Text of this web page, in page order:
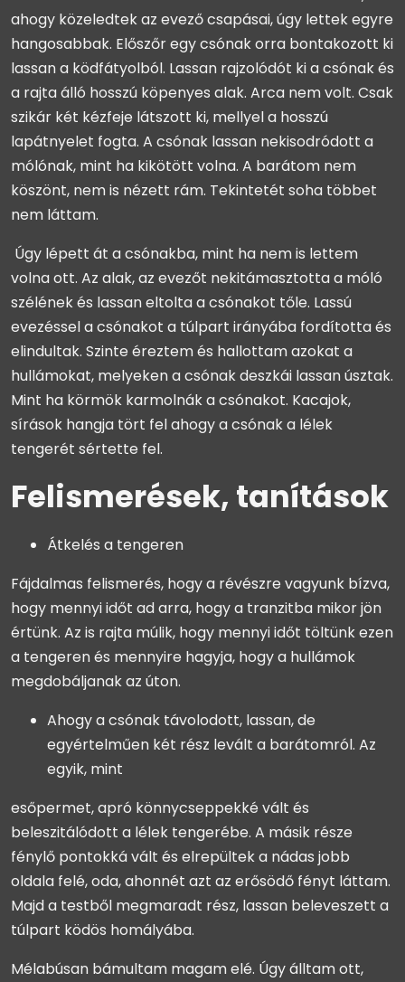
ahogy közeledtek az evező csapásai, úgy lettek egyre
hangosabbak. Előszőr egy csónak orra bontakozott ki
lassan a ködfátyolból. Lassan rajzolódót ki a csónak és
a rajta álló hosszú köpenyes alak. Arca nem volt. Csak
szikár két kézfeje látszott ki, mellyel a hosszú
lapátnyelet fogta. A csónak lassan nekisodródott a
mólónak, mint ha kikötött volna. A barátom nem
köszönt, nem is nézett rám. Tekintetét soha többet
nem láttam.
Úgy lépett át a csónakba, mint ha nem is lettem
volna ott. Az alak, az evezőt nekitámasztotta a móló
szélének és lassan eltolta a csónakot tőle. Lassú
evezéssel a csónakot a túlpart irányába fordította és
elindultak. Szinte éreztem és hallottam azokat a
hullámokat, melyeken a csónak deszkái lassan úsztak.
Mint ha körmök karmolnák a csónakot. Kacajok,
sírások hangja tört fel ahogy a csónak a lélek
tengerét sértette fel.
Felismerések, tanítások
Átkelés a tengeren
Fájdalmas felismerés, hogy a révészre vagyunk bízva,
hogy mennyi időt ad arra, hogy a tranzitba mikor jön
értünk. Az is rajta múlik, hogy mennyi időt töltünk ezen
a tengeren és mennyire hagyja, hogy a hullámok
megdobáljanak az úton.
Ahogy a csónak távolodott, lassan, de
egyértelműen két rész levált a barátomról. Az
egyik, mint
esőpermet, apró könnycseppekké vált és
beleszitálódott a lélek tengerébe. A másik része
fénylő pontokká vált és elrepültek a nádas jobb
oldala felé, oda, ahonnét azt az erősödő fényt láttam.
Majd a testből megmaradt rész, lassan beleveszett a
túlpart ködös homályába.
Mélabúsan bámultam magam elé. Úgy álltam ott,